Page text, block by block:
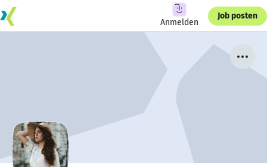
Anmelden
Job posten